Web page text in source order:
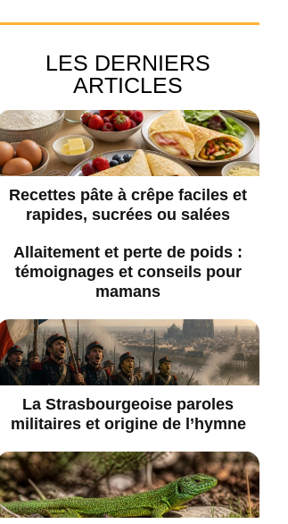
LES DERNIERS
ARTICLES
Recettes pâte à crêpe faciles et
rapides, sucrées ou salées
Allaitement et perte de poids :
témoignages et conseils pour
mamans
La Strasbourgeoise paroles
militaires et origine de l’hymne